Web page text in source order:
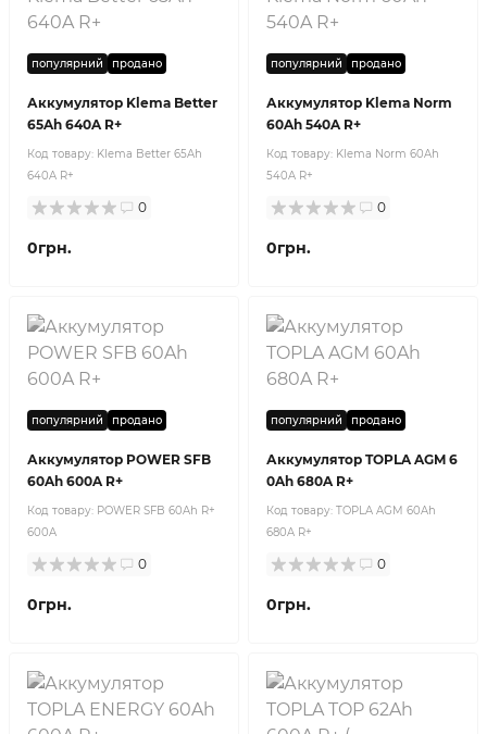
популярний продано
Аккумулятор Klema Better
65Ah 640A R+
Код товару: Klema Better 65Ah
640A R+
0
0грн.
популярний продано
Аккумулятор Klema Norm
60Ah 540A R+
Код товару: Klema Norm 60Ah
540A R+
0
0грн.
популярний продано
Аккумулятор POWER SFB
60Ah 600A R+
Код товару: POWER SFB 60Ah R+
600A
0
0грн.
популярний продано
Аккумулятор TOPLA AGM 6
0Ah 680A R+
Код товару: TOPLA AGM 60Ah
680A R+
0
0грн.